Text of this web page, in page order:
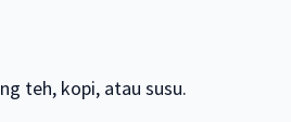
teh, kopi, atau susu.